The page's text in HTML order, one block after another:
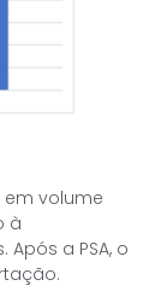
em volume
à
a PSA, o